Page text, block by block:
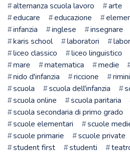
alternanza scuola lavoro arte
educare
educazione
infanzia
inglese insegnare
karis school
laboratori
liceo classico
liceo linguistico
mare
matematica medie
nido d'infanzia
riccione rimini
scuola
scuola dell'infanzia
scuola online
scuola paritaria
scuola secondaria di primo grado
scuole elementari
scuole
scuole primarie
scuole private
student first
studenti